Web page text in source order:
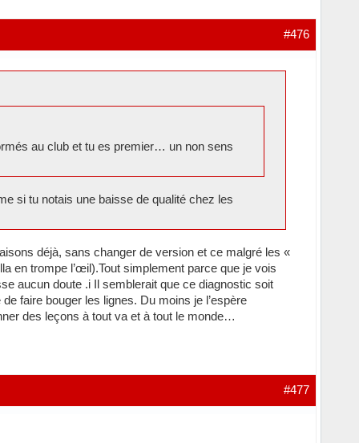
#476
au club et tu es premier… un non sens
si tu notais une baisse de qualité chez les
déjà, sans changer de version et ce malgré les «
en trompe l’œil).Tout simplement parce que je vois
aucun doute .i Il semblerait que ce diagnostic soit
faire bouger les lignes. Du moins je l’espère
des leçons à tout va et à tout le monde…
#477